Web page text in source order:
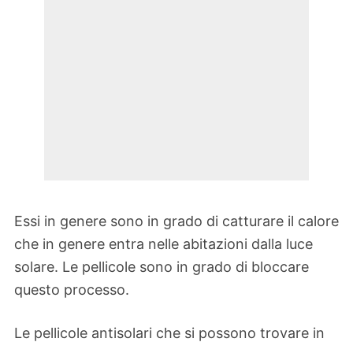
Essi in genere sono in grado di catturare il calore
che in genere entra nelle abitazioni dalla luce
solare. Le pellicole sono in grado di bloccare
questo processo.
Le pellicole antisolari che si possono trovare in